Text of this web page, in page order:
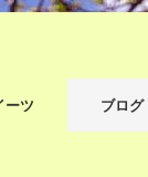
ーツ ブログ